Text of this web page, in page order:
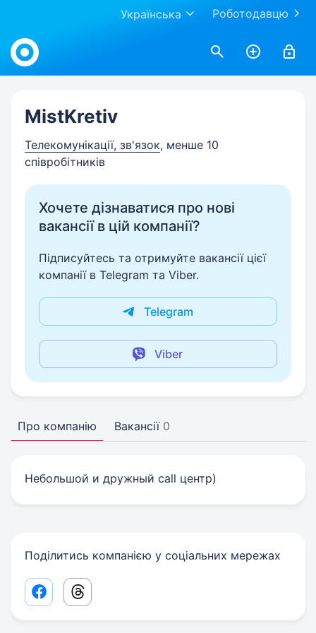
Роботодавцю
Українська
Work.ua
MistKretiv
Телекомунікації, зв'язок, менше 10
співробітників
Хочете дізнаватися про нові
вакансії в цій компанії?
Підписуйтесь та отримуйте вакансії цієї
компанії в Telegram та Viber.
Telegram
Viber
Про компанію Вакансії 0
Небольшой и дружный call центр)
Поділитись компанією у соціальних мережах
Facebook share link
Threads share link